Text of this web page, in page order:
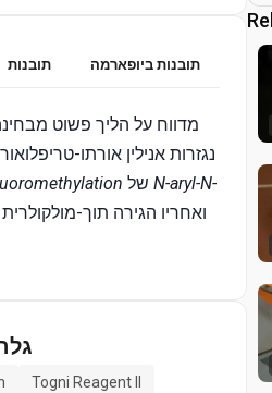
תובנות תובנות ביופארמה
מדווח על הליך פשוט
נגזרות אנילין אורתו-
N-aryl-N-
Togni Reagent II